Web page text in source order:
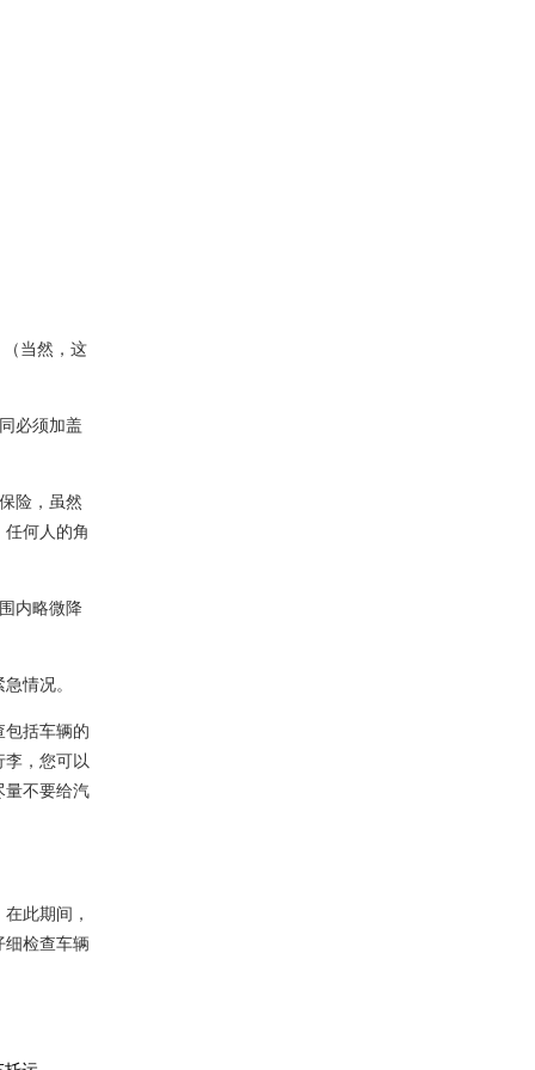
当然，这
必须加盖
险，虽然
何人的角
内略微降
情况。
包括车辆的
，您可以
量不要给汽
此期间，
细检查车辆